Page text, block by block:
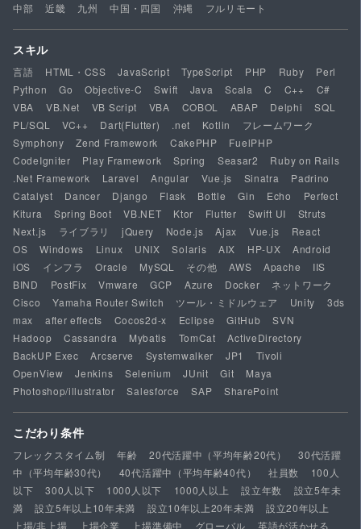
中部
近畿 九州 中国・四国 沖縄 フルリモート
スキル
言語 HTML・CSS JavaScript TypeScript PHP Ruby
Perl
Python
Go Objective-C Swift Java Scala C C++
C#
VBA
VB.Net VB Script VBA COBOL ABAP Delphi
SQL
PL/SQL
VC++ Dart(Flutter) .net Kotlin
フレームワーク
Symphony
Zend Framework CakePHP
FuelPHP
CodeIgniter
Play Framework Spring Seasar2
Ruby on Rails
.Net Framework
Laravel Angular Vue.js Sinatra
Padrino
Catalyst
Dancer Django Flask Bottle Gin Echo
Perfect
Kitura
Spring Boot VB.NET Ktor Flutter Swift UI
Struts
Next.js
ライブラリ jQuery Node.js Ajax Vue.js
React
OS
Windows Linux UNIX Solaris AIX HP-UX
Android
iOS
インフラ Oracle MySQL その他 AWS Apache
IIS
BIND
PostFix Vmware GCP Azure Docker
ネットワーク
Cisco
Yamaha Router Switch ツール・ミドルウェア Unity
3ds
max
after effects Cocos2d-x Eclipse GitHub
SVN
Hadoop
Cassandra Mybatis TomCat
ActiveDirectory
BackUP Exec
Arcserve Systemwalker JP1
Tivoli
OpenView
Jenkins Selenium JUnit Git
Maya
Photoshop/illustrator
Salesforce SAP SharePoint
こだわり条件
フレックスタイム制 年齢 20代活躍中（平均年齢20代）
30代活躍
中（平均年齢30代）
40代活躍中（平均年齢40代） 社員数
100人
以下
300人以下 1000人以下 1000人以上 設立年数
設立5年未
満
設立5年以上10年未満 設立10年以上20年未満
設立20年以上
上場/非上場
上場企業 上場準備中 グローバル 英語が活かせる